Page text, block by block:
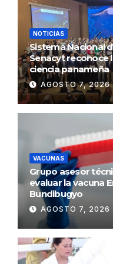
NOTICIAS
Sistema Nacional
Senacyt reconoce
ciencia panameña
AGOSTO 7, 2026
VACUNAS
Grupo asesor
evaluar la vacuna
Bundibugyo
AGOSTO 7, 2026